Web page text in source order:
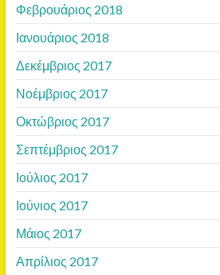
Φεβρουάριος 2018
Ιανουάριος 2018
Δεκέμβριος 2017
Νοέμβριος 2017
Οκτώβριος 2017
Σεπτέμβριος 2017
Ιούλιος 2017
Ιούνιος 2017
Μάιος 2017
Απρίλιος 2017